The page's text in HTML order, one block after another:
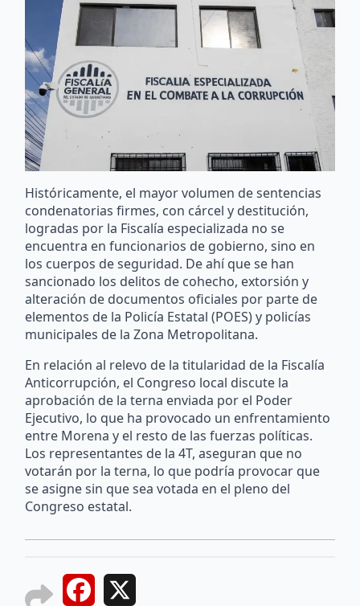
Históricamente, el mayor volumen de sentencias
condenatorias firmes, con cárcel y destitución,
logradas por la Fiscalía especializada no se
encuentra en funcionarios de gobierno, sino en
los cuerpos de seguridad. De ahí que se han
sancionado los delitos de cohecho, extorsión y
alteración de documentos oficiales por parte de
elementos de la Policía Estatal (POES) y policías
municipales de la Zona Metropolitana.
En relación al relevo de la titularidad de la Fiscalía
Anticorrupción, el Congreso local discute la
aprobación de la terna enviada por el Poder
Ejecutivo, lo que ha provocado un enfrentamiento
entre Morena y el resto de las fuerzas políticas.
Los representantes de la 4T, aseguran que no
votarán por la terna, lo que podría provocar que
se asigne sin que sea votada en el pleno del
Congreso estatal.
Facebook